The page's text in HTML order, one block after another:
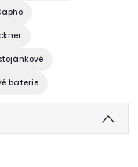
baterie